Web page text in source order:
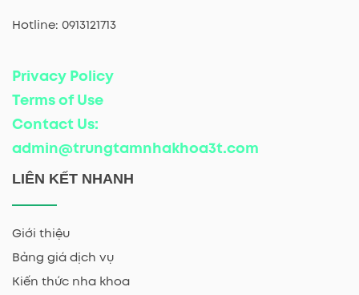
Hotline: 0913121713
Privacy Policy
Terms of Use
Contact Us:
admin@trungtamnhakhoa3t.com
LIÊN KẾT NHANH
Giới thiệu
Bảng giá dịch vụ
Kiến thức nha khoa